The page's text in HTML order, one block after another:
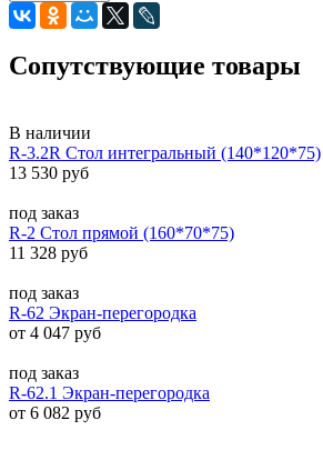
Сопутствующие товары
В наличии
R-3.2R Стол интегральный (140*120*75)
13 530 руб
под заказ
R-2 Стол прямой (160*70*75)
11 328 руб
под заказ
R-62 Экран-перегородка
от 4 047 руб
под заказ
R-62.1 Экран-перегородка
от 6 082 руб